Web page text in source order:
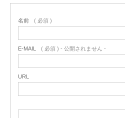
名前 ( 必須 )
E-MAIL ( 必須 ) - 公開されません -
URL